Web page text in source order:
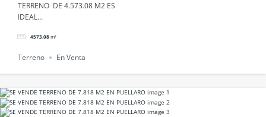
TERRENO DE 4.573.08 M2 ES
IDEAL...
4573.08 m²
Terreno En Venta